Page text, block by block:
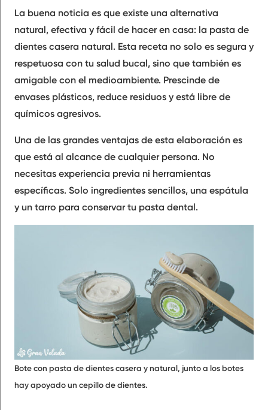
La buena noticia es que existe una alternativa
natural, efectiva y fácil de hacer en casa: la pasta de
dientes casera natural. Esta receta no solo es segura y
respetuosa con tu salud bucal, sino que también es
amigable con el medioambiente. Prescinde de
envases plásticos, reduce residuos y está libre de
químicos agresivos.
Una de las grandes ventajas de esta elaboración es
que está al alcance de cualquier persona. No
necesitas experiencia previa ni herramientas
específicas. Solo ingredientes sencillos, una espátula
y un tarro para conservar tu pasta dental.
Bote con pasta de dientes casera y natural, junto a los botes
hay apoyado un cepillo de dientes.